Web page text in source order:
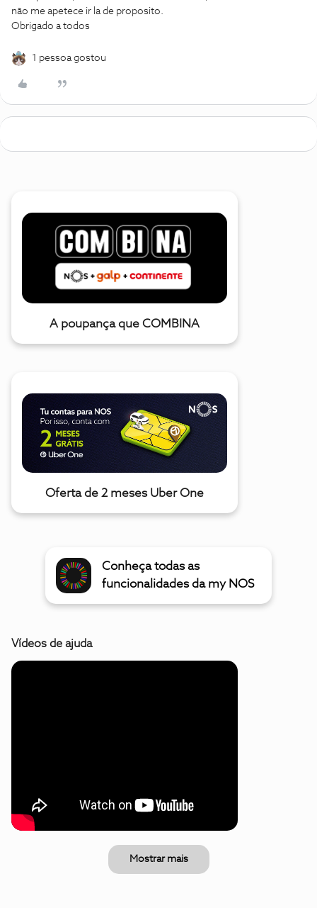
não me apetece ir la de proposito.
Obrigado a todos
1 pessoa gostou
A poupança que COMBINA
Oferta de 2 meses Uber One
Conheça todas as
funcionalidades da my NOS
Vídeos de ajuda
Mostrar mais